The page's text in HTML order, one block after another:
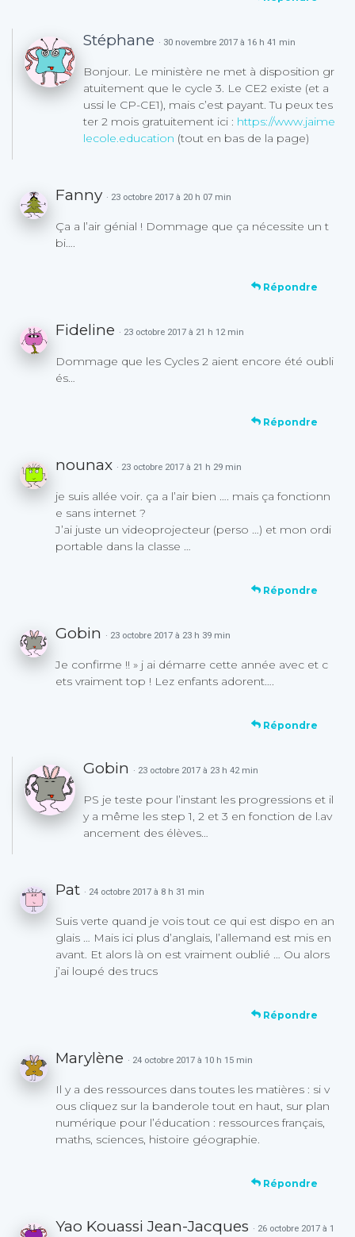
Stéphane · 30 novembre 2017 à 16 h 41 min
Bonjour. Le ministère ne met à disposition gr
atuitement que le cycle 3. Le CE2 existe (et a
ussi le CP-CE1), mais c’est payant. Tu peux tes
ter 2 mois gratuitement ici : https://www.jaime
lecole.education (tout en bas de la page)
Fanny · 23 octobre 2017 à 20 h 07 min
Ça a l’air génial ! Dommage que ça nécessite un t
bi….
Répondre
Fideline · 23 octobre 2017 à 21 h 12 min
Dommage que les Cycles 2 aient encore été oubli
és…
Répondre
nounax · 23 octobre 2017 à 21 h 29 min
je suis allée voir. ça a l’air bien …. mais ça fonctionn
e sans internet ?
J’ai juste un videoprojecteur (perso …) et mon ordi
portable dans la classe …
Répondre
Gobin · 23 octobre 2017 à 23 h 39 min
Je confirme !! » j ai démarre cette année avec et c
ets vraiment top ! Lez enfants adorent….
Répondre
Gobin · 23 octobre 2017 à 23 h 42 min
PS je teste pour l’instant les progressions et il
y a même les step 1, 2 et 3 en fonction de l.av
ancement des élèves…
Pat · 24 octobre 2017 à 8 h 31 min
Suis verte quand je vois tout ce qui est dispo en an
glais … Mais ici plus d’anglais, l’allemand est mis en
avant. Et alors là on est vraiment oublié … Ou alors
j’ai loupé des trucs
Répondre
Marylène · 24 octobre 2017 à 10 h 15 min
Il y a des ressources dans toutes les matières : si v
ous cliquez sur la banderole tout en haut, sur plan
numérique pour l’éducation : ressources français,
maths, sciences, histoire géographie.
Répondre
Yao Kouassi Jean-Jacques · 26 octobre 2017 à 1